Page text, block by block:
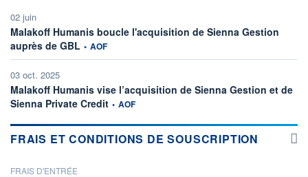
02 juin
Malakoff Humanis boucle l'acquisition de Sienna Gestion
auprès de GBL information fournie par
• AOF
03 oct. 2025
Malakoff Humanis vise l’acquisition de Sienna Gestion et de
Sienna Private Creditinformation fournie par
• AOF
FRAIS ET CONDITIONS DE SOUSCRIPTION
PROSPECTUS
FRAIS D'ENTRÉE